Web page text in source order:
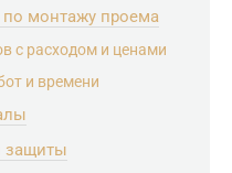
монтажу проема
с расходом и ценами
и времени
защиты